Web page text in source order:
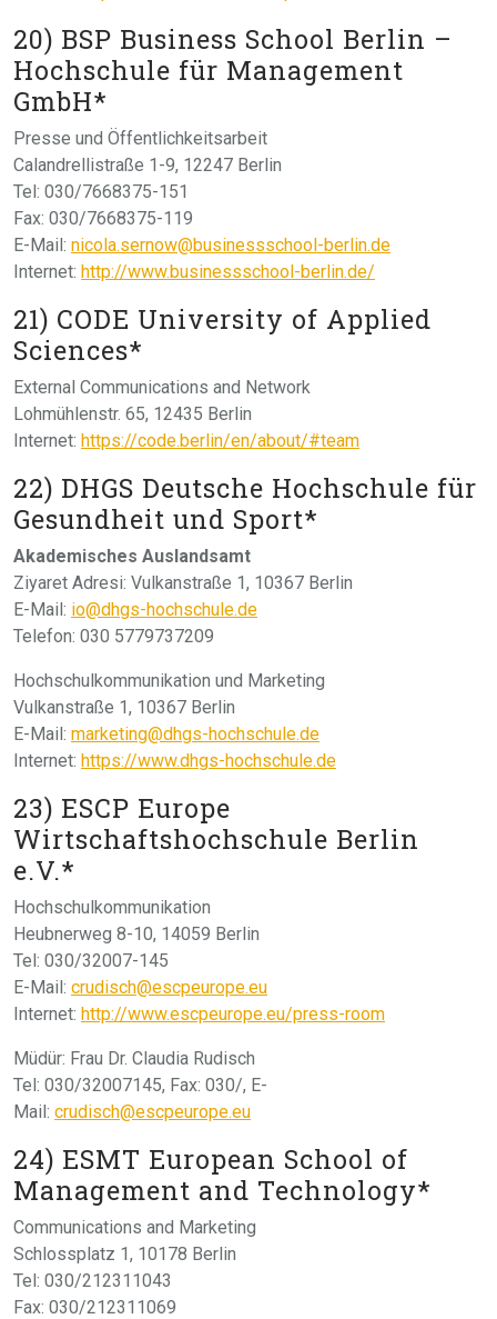
20) BSP Business School Berlin –
Hochschule für Management
GmbH*
Presse und Öffentlichkeitsarbeit
Calandrellistraße 1-9, 12247 Berlin
Tel: 030/7668375-151
Fax: 030/7668375-119
E-Mail: nicola.sernow@businessschool-berlin.de
Internet: http://www.businessschool-berlin.de/
21) CODE University of Applied
Sciences*
External Communications and Network
Lohmühlenstr. 65, 12435 Berlin
Internet: https://code.berlin/en/about/#team
22) DHGS Deutsche Hochschule für
Gesundheit und Sport*
Akademisches Auslandsamt
Ziyaret Adresi: Vulkanstraße 1, 10367 Berlin
E-Mail: io@dhgs-hochschule.de
Telefon: 030 5779737209
Hochschulkommunikation und Marketing
Vulkanstraße 1, 10367 Berlin
E-Mail: marketing@dhgs-hochschule.de
Internet: https://www.dhgs-hochschule.de
23) ESCP Europe
Wirtschaftshochschule Berlin
e.V.*
Hochschulkommunikation
Heubnerweg 8-10, 14059 Berlin
Tel: 030/32007-145
E-Mail: crudisch@escpeurope.eu
Internet: http://www.escpeurope.eu/press-room
Müdür: Frau Dr. Claudia Rudisch
Tel: 030/32007145, Fax: 030/, E-
Mail: crudisch@escpeurope.eu
24) ESMT European School of
Management and Technology*
Communications and Marketing
Schlossplatz 1, 10178 Berlin
Tel: 030/212311043
Fax: 030/212311069